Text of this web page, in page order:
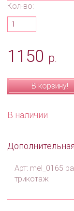
Кол-во:
1150 р.
В корзину!
В наличии
Арт: mel_0165
трикотаж